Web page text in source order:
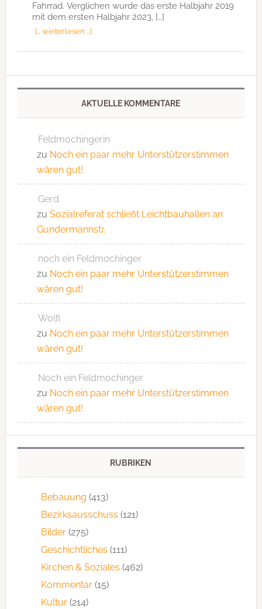
Fahrrad. Verglichen wurde das erste Halbjahr 2019
mit dem ersten Halbjahr 2023, […]
[… weiterlesen …]
AKTUELLE KOMMENTARE
Feldmochingerin
zu Noch ein paar mehr Unterstützerstimmen
wären gut!
Gerd
zu Sozialreferat schließt Leichtbauhallen an
Gundermannstr.
noch ein Feldmochinger
zu Noch ein paar mehr Unterstützerstimmen
wären gut!
Wolfi
zu Noch ein paar mehr Unterstützerstimmen
wären gut!
Noch ein Feldmochinger
zu Noch ein paar mehr Unterstützerstimmen
wären gut!
RUBRIKEN
Bebauung (413)
Bezirksausschuss (121)
Bilder(275)
Geschichtliches (111)
Kirchen & Soziales (462)
Kommentar(15)
Kultur(214)